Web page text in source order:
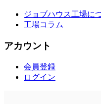
ジョブハウス工場に
工場コラム
アカウント
会員登録
ログイン